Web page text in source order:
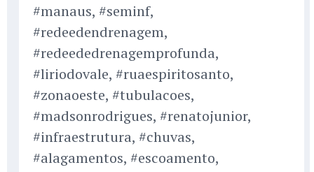
#manaus, #seminf,
#redeedendrenagem,
#redeededrenagemprofunda,
#liriodovale, #ruaespiritosanto,
#zonaoeste, #tubulacoes,
#madsonrodrigues, #renatojunior,
#infraestrutura, #chuvas,
#alagamentos, #escoamento,